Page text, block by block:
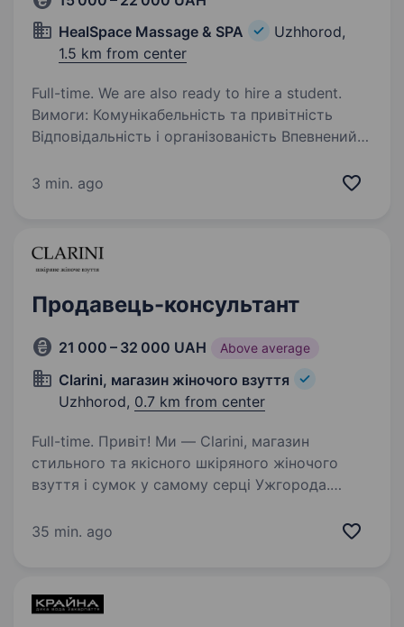
HealSpace Massage & SPA
Uzhhorod,
1.5 km from center
Full-time. We are also ready to hire a student.
Вимоги: Комунікабельність та привітність
Відповідальність і організованість Впевнений
адміністратором (не обов’язково) Умови
3 min. ago
Продавець-консультант
21 000 – 32 000 UAH Above average
Clarini, магазин жіночого взуття
Uzhhorod, 0.7 km from center
Full-time. Привіт! Ми — Clarini, магазин
стильного та якісного шкіряного жіночого
взуття і сумок у самому серці Ужгорода.
прагнеш працювати в приємній атмосфері
35 min. ago